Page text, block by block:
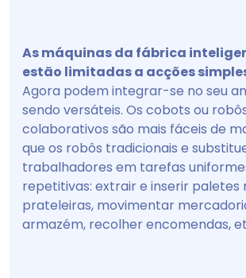
As máquinas da fábrica
estão limitadas a acções
Agora podem integrar-se no seu
sendo versáteis. Os cobots ou
colaborativos são mais fáceis de
que os robôs tradicionais e
trabalhadores em tarefas
repetitivas: extrair e inserir paletes
prateleiras, movimentar
armazém, recolher encomendas,